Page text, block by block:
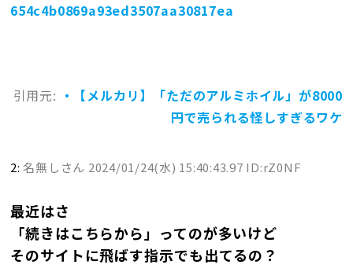
654c4b0869a93ed3507aa30817ea
引用元: ・【メルカリ】「ただのアルミホイル」が8000
円で売られる怪しすぎるワケ
2:名無しさん 2024/01/24(水) 15:40:43.97 ID:rZ0NF
最近はさ
「続きはこちらから」ってのが多いけど
そのサイトに飛ばす指示でも出てるの？